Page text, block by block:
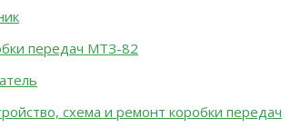
передач МТЗ-82
схема и ремонт коробки передач